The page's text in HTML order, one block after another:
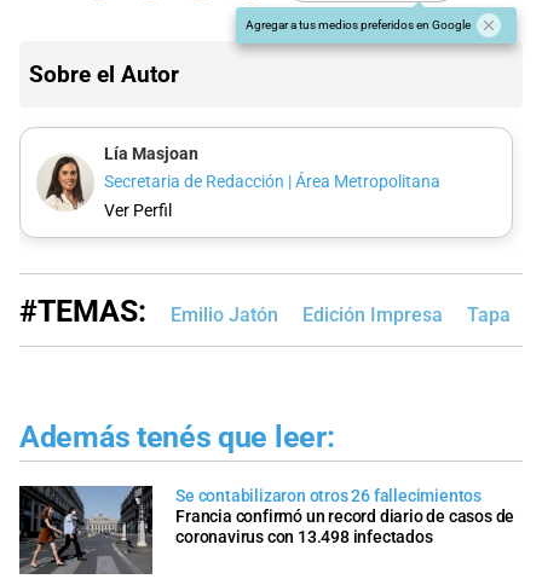
Agregar a tus medios preferidos en Google
Sobre el Autor
Lía Masjoan
Secretaria de Redacción | Área Metropolitana
Ver Perfil
#TEMAS: Emilio Jatón Edición Impresa Tapa
Además tenés que leer:
Se contabilizaron otros 26 fallecimientos
Francia confirmó un record diario de casos de
coronavirus con 13.498 infectados